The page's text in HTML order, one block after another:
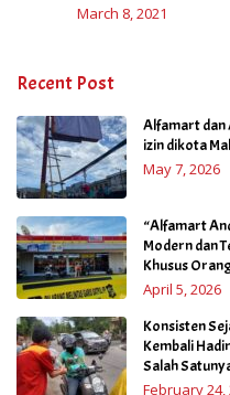
March 8, 2021
Recent Post
Alfamart dan
izin dikota
May 7, 2026
“Alfamart
Modern dan
Khusus
April 5, 2026
Konsisten
Kembali
Salah
February 24,